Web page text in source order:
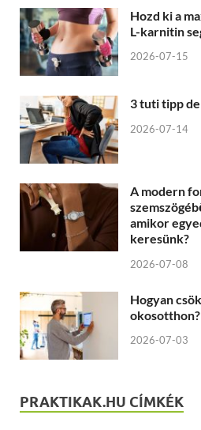
Hozd ki a
L-karnitin
2026-07-15
3 tuti tipp
2026-07-14
A modern
amikor
keresünk?
2026-07-08
Hogyan
okosotthon?
2026-07-03
PRAKTIKAK.HU CÍMKÉK